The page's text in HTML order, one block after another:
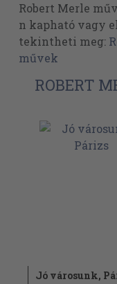
Robert Merle
n kapható vagy
tekintheti meg:
művek
ROBERT
Jó városunk,